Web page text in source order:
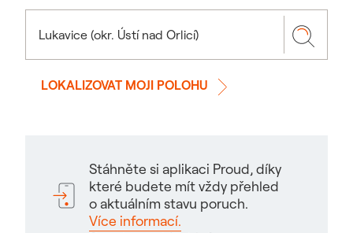
LOKALIZOVAT MOJI POLOHU
Stáhněte si aplikaci Proud, díky
které budete mít vždy přehled
o aktuálním stavu poruch.
Více informací.